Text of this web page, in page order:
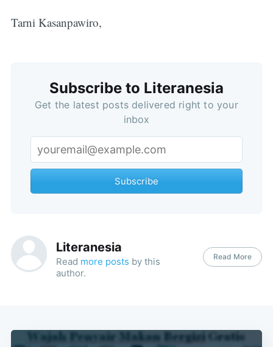
Tarni Kasanpawiro,
Subscribe to Literanesia
Get the latest posts delivered right to your
inbox
Subscribe
Literanesia
Read more posts by this
author.
Read More